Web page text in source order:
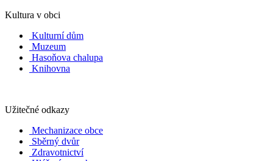
Kultura v obci
Kulturní dům
Muzeum
Hasoňova chalupa
Knihovna
Užitečné odkazy
Mechanizace obce
Sběrný dvůr
Zdravotnictví